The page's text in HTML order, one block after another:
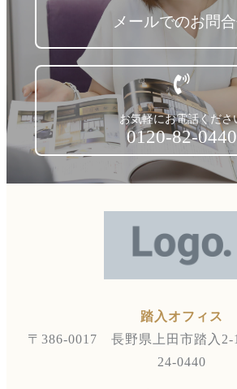
メールでのお問
お気軽にお電話くださ
0120-82-0440
踏入オフィス
〒386-0017 長野県上田市踏入2-
24-0440